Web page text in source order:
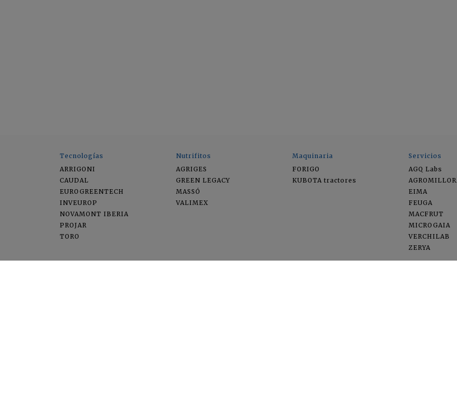
Tecnologías
ARRIGONI
CAUDAL
EUROGREENTECH
INVEUROP
NOVAMONT IBERIA
PROJAR
TORO
Nutrifitos
AGRIGES
GREEN LEGACY
MASSÓ
VALIMEX
Maquinaria
FORIGO
KUBOTA tractores
Servicios
AGQ Labs
EIMA
FEUGA
MACFRUT
MICROGAIA
VERCHILAB
ZERYA